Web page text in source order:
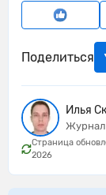
Поделиться
Илья
Страница
2026